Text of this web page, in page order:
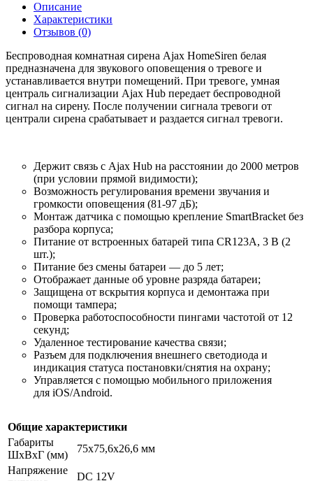
Описание
Характеристики
Отзывов (0)
Беспроводная комнатная сирена Ajax HomeSiren белая
предназначена для звукового оповещения о тревоге и
устанавливается внутри помещений. При тревоге, умная
централь сигнализации Ajax Hub передает беспроводной
сигнал на сирену. После получении сигнала тревоги от
централи сирена срабатывает и раздается сигнал тревоги.
Держит связь с Ajax Hub на расстоянии до 2000 метров
(при условии прямой видимости);
Возможность регулирования времени звучания и
громкости оповещения (81-97 дБ);
Монтаж датчика с помощью крепление SmartBracket без
разбора корпуса;
Питание от встроенных батарей типа CR123A, 3 В (2
шт.);
Питание без смены батареи — до 5 лет;
Отображает данные об уровне разряда батареи;
Защищена от вскрытия корпуса и демонтажа при
помощи тампера;
Проверка работоспособности пингами частотой от 12
секунд;
Удаленное тестирование качества связи;
Разъем для подключения внешнего светодиода и
индикация статуса постановки/снятия на охрану;
Управляется c помощью мобильного приложения
для iOS/Android.
Общие характеристики
Габариты
ШxВxГ (мм)
75х75,6х26,6 мм
Напряжение
DC 12V